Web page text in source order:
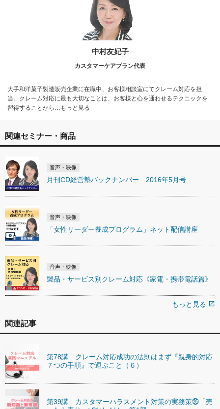
中村友妃子
カスタマーケアプラン代表
大手和洋菓子製造販売企業に在職中、お客様相談室にてクレーム対応を担
当。クレーム対応に最も大切なことは、お客様と心を通わせるテクニックを
習得することから…もっと見る
関連セミナー・商品
音声・映像
月刊CD経営塾バックナンバー 2016年5月号
音声・映像
「女性リーダー養成プログラム」ネット配信講座
音声・映像
製品・サービス別クレーム対応《家電・携帯電話篇》
もっと見る open_in_new
関連記事
第78講 クレーム対応成功の法則はまず『親身的対応
７つの手順』で運ぶこと（６）
第39講 カスタマーハラスメント対策の実務策㉖「売